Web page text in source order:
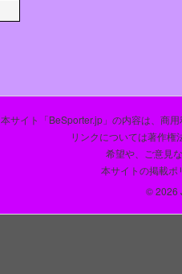
本サイト「BeSporter.jp」の内容は、商
リンクについては著作権
希望や、ご意見
本サイトの掲載ポ
© 2026